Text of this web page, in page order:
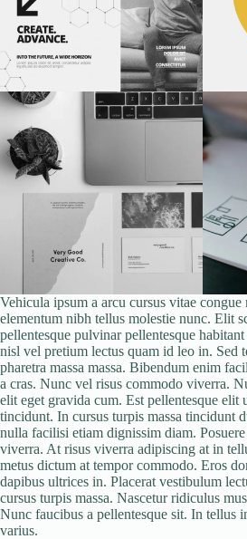
Vehicula ipsum a arcu cursus vitae
elementum nibh tellus molestie nunc. Elit
pellentesque pulvinar pellentesque
nisl vel pretium lectus quam id leo in. Sed
pharetra massa massa. Bibendum enim
a cras. Nunc vel risus commodo viverra.
elit eget gravida cum. Est pellentesque elit
tincidunt. In cursus turpis massa tincidunt
nulla facilisi etiam dignissim diam.
viverra. At risus viverra adipiscing at in
metus dictum at tempor commodo. Eros
dapibus ultrices in. Placerat vestibulum
cursus turpis massa. Nascetur ridiculus
Nunc faucibus a pellentesque sit. In tellus
varius.